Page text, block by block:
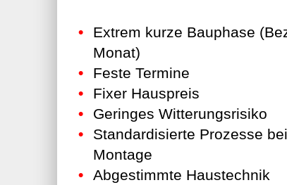
Extrem kurze Bauphase
Monat)
Feste Termine
Fixer Hauspreis
Geringes Witterungsrisiko
Standardisierte Prozesse
Montage
Abgestimmte Haustechnik